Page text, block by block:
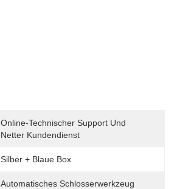
Online-Technischer Support Und
Netter Kundendienst
Silber + Blaue Box
Automatisches Schlosserwerkzeug